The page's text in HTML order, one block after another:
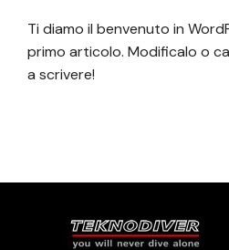
Ti diamo il benvenuto in
primo articolo. Modificalo o
a scrivere!